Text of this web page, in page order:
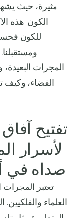
مثيرة، حيث
الكون. هذه
للكون
المجرات
الفضاء، وكيف
تفتيح
لأسرار
صداه في
تعتبر المجرات
العلماء